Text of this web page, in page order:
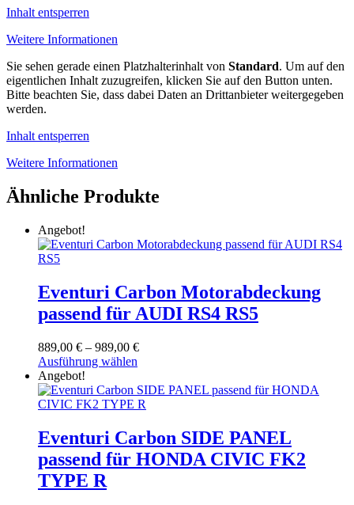
Inhalt entsperren
Weitere Informationen
Sie sehen gerade einen Platzhalterinhalt von Standard. Um auf den
eigentlichen Inhalt zuzugreifen, klicken Sie auf den Button unten.
Bitte beachten Sie, dass dabei Daten an Drittanbieter weitergegeben
werden.
Inhalt entsperren
Weitere Informationen
Ähnliche Produkte
Angebot!
Eventuri Carbon Motorabdeckung
passend für AUDI RS4 RS5
889,00 € – 989,00 €Preisspanne:
989,00 €
Ausführung wählen
weist
mehrere
auf.
Die
Optionen
Angebot!
Eventuri Carbon SIDE PANEL
passend für HONDA CIVIC FK2
TYPE R